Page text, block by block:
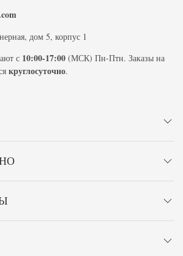
дом 5, корпус 1
с 10:00-17:00 (МСК) Пн-Птн. Заказы на
круглосуточно.